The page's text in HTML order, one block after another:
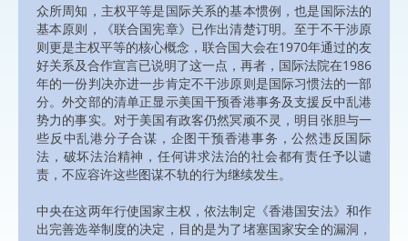
众所周知，主权平等是国际关系的基本惯例，也是国际法的
基本原则，《联合国宪章》已作出清楚订明。至于不干涉原
则更是主权平等的核心概念，联合国大会在1970年通过的友
好关系及合作宣言已说明了这一点，再者，国际法院在1986
年的一份判决亦进一步肯定不干涉原则是国际习惯法的一部
分。外交部的清单正显示美国干预香港事务及支援反中乱港
势力的事实。对于美国有政客仍然冥顽不灵，明目张胆与一
些反中乱港分子合谋，企图干预香港事务，公然违反国际
法，破坏法治精神，任何讲求法治的社会都有责任予以谴
责，不应容许这些图谋不轨的行为继续发生。
中央在这两年行使国家主权，依法制定《香港国安法》和作
出完善选举制度的决定，目的是为了堵塞国家安全的漏洞，